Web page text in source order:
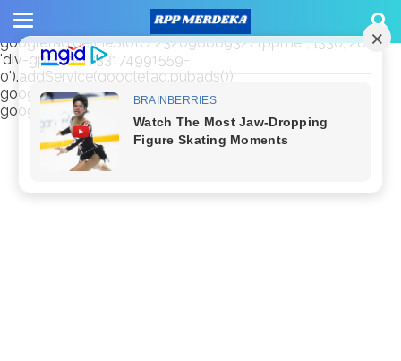
window.googletag = window.googletag || {cmd: []};
googletag.cmd.push(function() {
googletag.defineSlot('/23209888932/rppmer', [336, 280],
'div-gpt-ad-1733174991559-
0').addService(googletag.pubads());
googletag.pubads().enableSingleRequest();
googletag.enableServices(); });